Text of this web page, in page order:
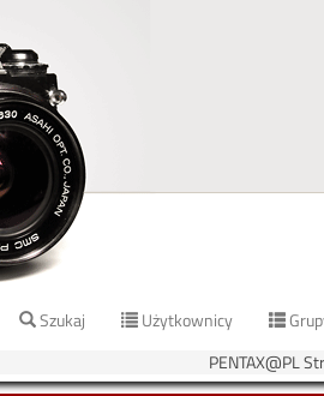
Szukaj Użytkownicy
PENTAX@PL